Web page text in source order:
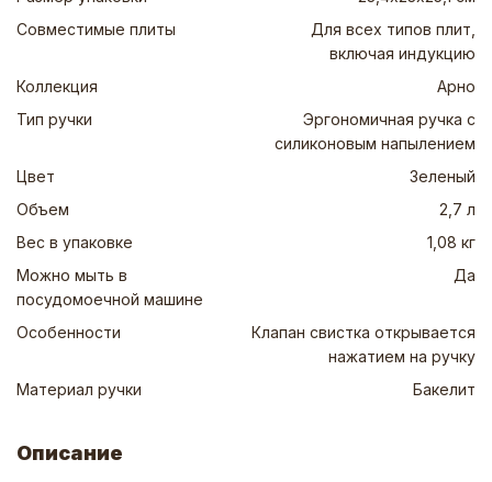
Совместимые плиты
Для всех типов плит,
включая индукцию
Коллекция
Арно
Тип ручки
Эргономичная ручка с
силиконовым напылением
Цвет
Зеленый
Объем
2,7 л
Вес в упаковке
1,08 кг
Можно мыть в
посудомоечной машине
Да
Особенности
Клапан свистка открывается
нажатием на ручку
Материал ручки
Бакелит
Описание